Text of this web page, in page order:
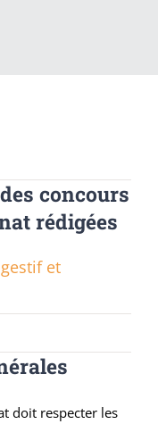
concours
rédigées
et
doit respecter les